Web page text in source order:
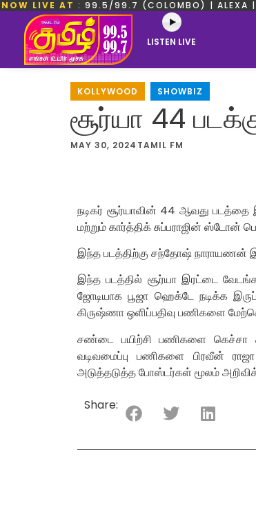
NOW LIVE AT : 99.5/99.7 (COLOMBO) | ALEXA |
LISTEN LIVE
KOLLYWOOD SHOWBIZ
சூர்யா 44
MAY 30, 2024 TAMIL FM
நடிகர் சூர்யாவின் 44 ஆவது படத்தை
மற்றும் கார்த்திக் சுப்பராஜின்
இந்த படத்திற்கு சந்தோஷ் நாராயணன்
இந்த படத்தில் சூர்யா இரட்டை
ஜோடியாக பூஜா ஹெக்டே நடிக்க
கிருஷ்ணா ஒளிப்பதிவு பணிகளை
சண்டை பயிற்சி பணிகளை கெச்சா
வடிவமைப்பு பணிகளை பிரவீன்
அடுத்தடுத்த போஸ்டர்கள் மூலம்
Share: